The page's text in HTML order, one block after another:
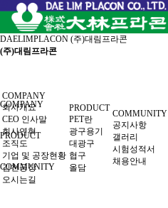
DAELIMPLACON (주)대림프라콘
(주)대림프라콘
COMPANY
PRODUCT
COMMUNITY
COMPANY
회사개요
CEO 인사말
회사연혁
조직도
기업 및 공장현황
김천공장
오시는길
PRODUCT
PET란
광구용기
대광구
협구
올담
COMMUNITY
공지사항
갤러리
시험성적서
채용안내